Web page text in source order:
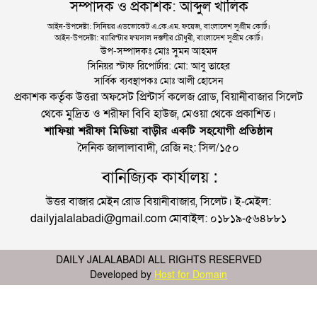
সম্পাদক ও প্রকাশক: আব্দুল খালিক
আইন-উপদেষ্টা: সিনিয়র এডভোকেট এ.কে.এম. ফয়েজ, বাংলাদেশ সুপ্রীম কোর্ট।
আইন-উপদেষ্টা: ব্যারিস্টার ফয়সাল দস্তগীর চৌধুরী, বাংলাদেশ সুপ্রীম কোর্ট।
উপ-সম্পাদকঃ মোঃ সুমন আহমদ
সিনিয়র স্টাফ রিপোর্টার: মো: আবু তাহের
সার্বিক ব্যবস্থাপকঃ মোঃ আলী হোসেন
প্রকাশক কর্তৃক উত্তরা অফসেট প্রিন্টার্স কলেজ রোড, বিয়ানীবাজার সিলেট
থেকে মুদ্রিত ও শরীফা বিবি হাউজ, মেওয়া থেকে প্রকাশিত।
শাফিয়া শরীফা মিডিয়া বাড়ীর একটি সহযোগী প্রতিষ্ঠান
দৈনিক জালালাবাদী, রেজি নং: সিল/১৫০
বানিজ্যিক কার্যালয় :
উত্তর বাজার মেইন রোড বিয়ানীবাজার, সিলেট। ই-মেইল:
dailyjalalabadi@gmail.com মোবাইল: ০১৮১৯-৫৬৪৮৮১
DAILY JALALABADI ALL RIGHTS RESERVED
Developed by Host for Domain